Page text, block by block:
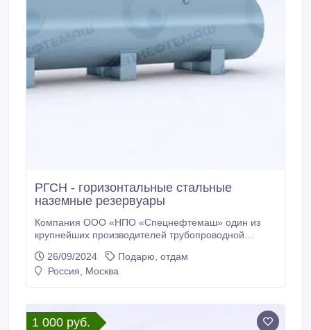
РГСН - горизонтальные стальные
наземные резервуары
Компания ООО «НПО «Спецнефтемаш» один из
крупнейших производителей трубопроводной
назначения, резервуарной техники. Приоритетное
направление деятельности заключается в
машиностроительной, химической, газовой,
агропромышленной отраслей.
26/09/2024
Подарю, отдам
Россия, Москва
1 000 руб.